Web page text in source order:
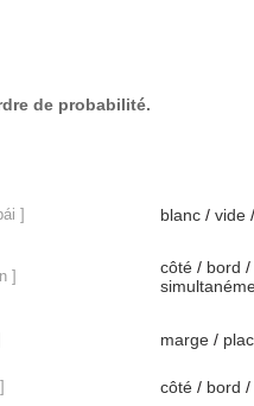
de probabilité.
] blanc / vide /
] côté / bord /
marge /
côté / bord /